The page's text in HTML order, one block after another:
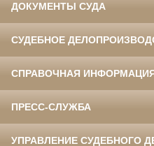
ДОКУМЕНТЫ СУДА
СУДЕБНОЕ
СПРАВОЧНАЯ
ПРЕСС-СЛУЖБА
УПРАВЛЕНИЕ СУДЕБНОГО